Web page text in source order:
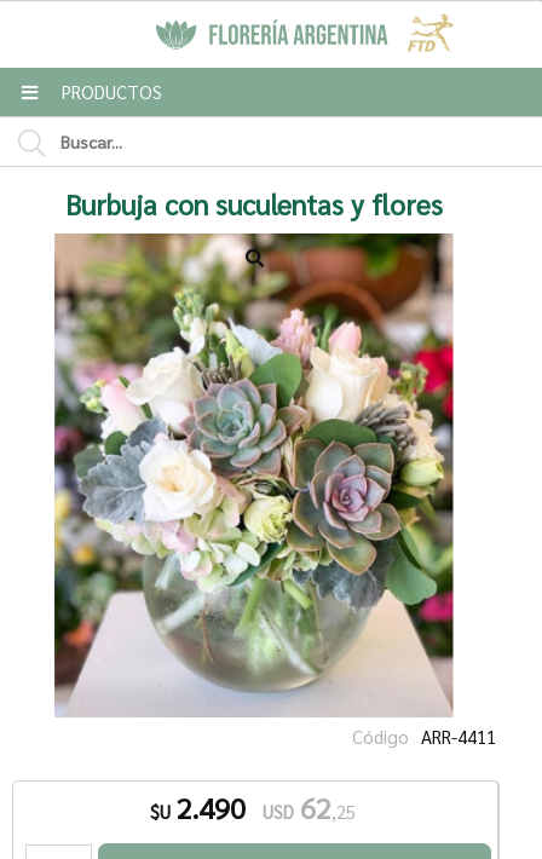
Enviar a email
Para
Mensaje
MI COMPRA
PRODUCTOS
Burbuja con suculentas y flores
Código ARR-4411
$U 2.490 USD 62,25